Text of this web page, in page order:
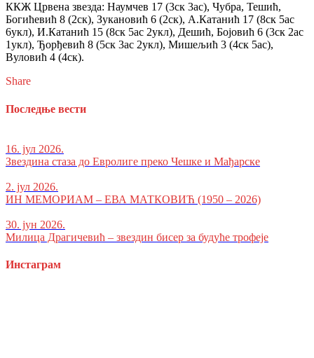
ККЖ Црвена звезда: Наумчев 17 (3ск 3ас), Чубра, Тешић,
Богићевић 8 (2ск), Зукановић 6 (2ск), А.Катанић 17 (8ск 5ас
6укл), И.Катанић 15 (8ск 5ас 2укл), Дешић, Бојовић 6 (3ск 2ас
1укл), Ђорђевић 8 (5ск 3ас 2укл), Мишељић 3 (4ск 5ас),
Вуловић 4 (4ск).
Share
Последње вести
16. јул 2026.
Звездина стаза до Евролиге преко Чешке и Мађарске
2. јул 2026.
ИН МЕМОРИАМ – ЕВА МАТКОВИЋ (1950 – 2026)
30. јун 2026.
Милица Драгичевић – звездин бисер за будуће трофеје
Инстаграм